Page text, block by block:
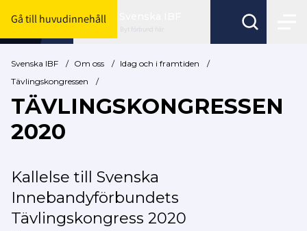
Gå till huvudinnehåll
Byt förbund här
Svenska IBF / Om oss / Idag och i framtiden
/
Tävlingskongressen
/
TÄVLINGSKONGRESSEN
2020
Kallelse till Svenska
Innebandyförbundets
Tävlingskongress 2020